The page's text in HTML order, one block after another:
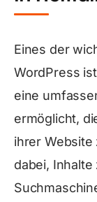
Eines der
WordPress
eine
ermöglicht,
ihrer Website
dabei,